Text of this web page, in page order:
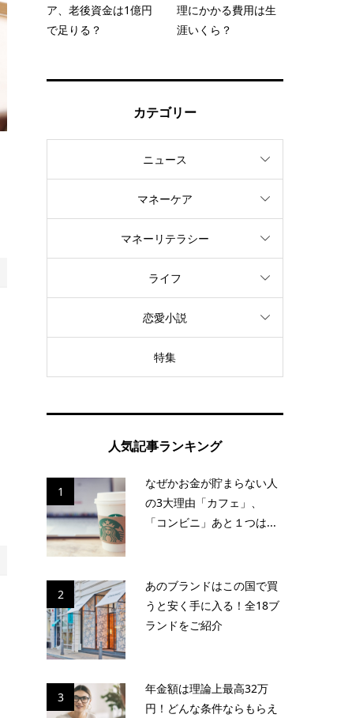
ア、老後資金は1億円
で足りる？
理にかかる費用は生
涯いくら？
カテゴリー
ニュース
マネーケア
マネーリテラシー
ライフ
恋愛小説
特集
人気記事ランキング
1
なぜかお金が貯まらない人
の3大理由「カフェ」、
「コンビニ」あと１つは...
2
あのブランドはこの国で買
うと安く手に入る！全18ブ
ランドをご紹介
3
年金額は理論上最高32万
円！どんな条件ならもらえ